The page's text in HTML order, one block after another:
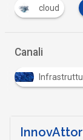
cloud
Canali